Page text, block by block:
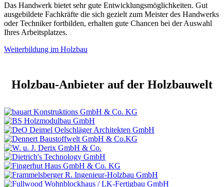
Das Handwerk bietet sehr gute Entwicklungsmöglichkeiten. Gut
ausgebildete Fachkräfte die sich gezielt zum Meister des Handwerks
oder Techniker fortbilden, erhalten gute Chancen bei der Auswahl
Ihres Arbeitsplatzes.
Weiterbildung im Holzbau
Holzbau-Anbieter auf der Holzbauwelt